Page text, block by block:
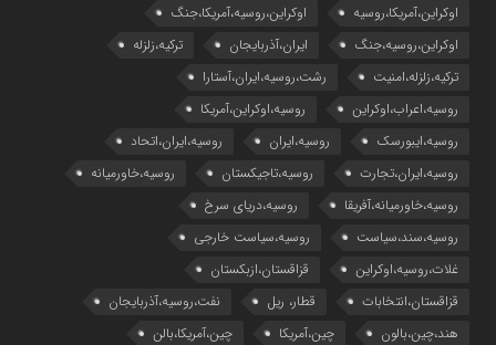
اوکراین،آمریکا،روسیه
اوکراین،روسیه،آمریکا،جنگ
اوکراین،روسیه،جنگ
ایران،آذربایجان
ترکیه،زلزله
ترکیه،زلزله،امنیت
رشت،روسیه،ایران،آستارا
روسیه،اعراب،اوکراین
روسیه،اوکراین،آمریکا
روسیه،ایبورسک
روسیه،ایران
روسیه،ایران،اتحاد
روسیه،ایران،تجارت
روسیه،تاجیکستان
روسیه،خاورمیانه
روسیه،خاورمیانه،آفریقا
روسیه،دریای سرخ
روسیه،سند،سیاست
روسیه،سیاست خارجی
غلات،روسیه،اوکراین
قزاقستان،ازبکستان
قزاقستان،انتخابات
قطار، ریل
نفت،روسیه،آذربایجان
هند،چین،بالون
چین،آمریکا
چین،آمریکا،بالن